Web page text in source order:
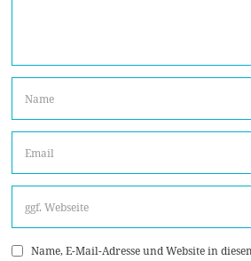
Name, E-Mail-Adresse und Website in